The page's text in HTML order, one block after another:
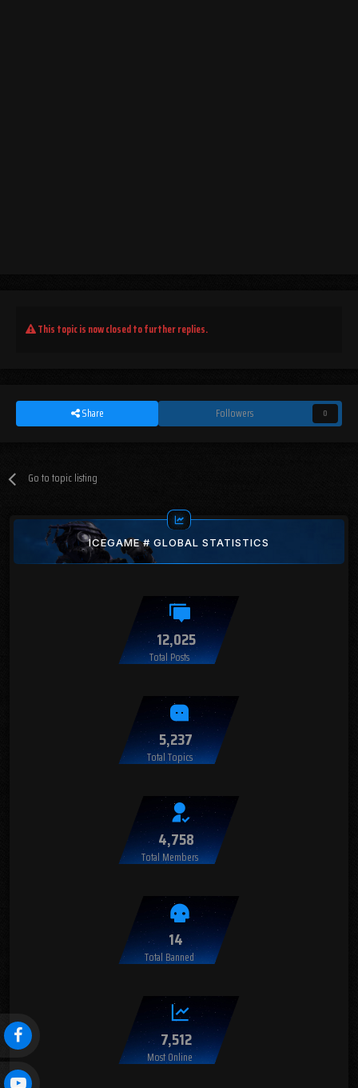
This topic is now closed to further replies.
Share Followers 0
Go to topic listing
ICEGAME # GLOBAL STATISTICS
12,025
Total Posts
5,237
Total Topics
4,758
Total Members
14
Total Banned
7,512
Most Online